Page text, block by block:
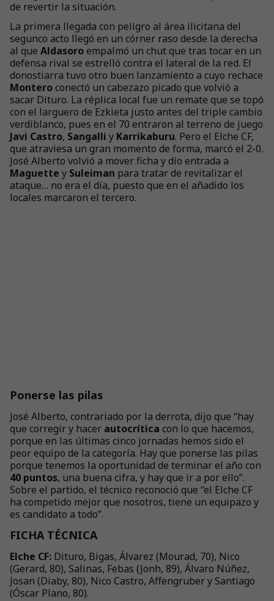
de revertir la situación.
La primera llegada con peligro al área ilicitana del
segunco acto llegó en un córner raso desde la derecha
al que Aldasoroempalmó un chut que tras tocar en un
defensa rival se estrelló contra el lateral de la red. El
donostiarra tuvo otro buen lanzamiento a cuyo rechace
Monteroconectó un cabezazo picado que volvió a
sacar Dituro. La réplica local fue un remate que se topó
con el larguero de Ezkieta justo antes del triple cambio
verdiblanco, pues en el 70 entraron al terreno de juego
Javi Castro, Sangalli y Karrikaburu. Pero el Elche CF,
que atraviesa un gran momento de forma, marcó el 2-0.
José Alberto volvió a mover ficha y dio entrada a
Maguette y Suleiman para tratar de revitalizar el
ataque… no era el día, puesto que en el añadido los
locales marcaron el tercero.
Ponerse las pilas
José Alberto, contrariado por la derrota, dijo que “hay
que corregir y hacer autocrítica con lo que hacemos,
porque en las últimas cinco jornadas hemos sido el
peor equipo de la categoría. Hay que ponerse las pilas
porque tenemos la oportunidad de terminar el año con
40 puntos, una buena cifra, y hay que ir a por ello”.
Sobre el partido, el técnico reconoció que “el Elche CF
ha competido mejor que nosotros, tiene un equipazo y
es candidato a todo”.
FICHA TÉCNICA
Elche CF: Dituro, Bigas, Álvarez (Mourad, 70), Nico
(Gerard, 80), Salinas, Febas (Jonh, 89), Álvaro Núñez,
Josan (Diaby, 80), Nico Castro, Affengruber y Santiago
(Óscar Plano, 80).